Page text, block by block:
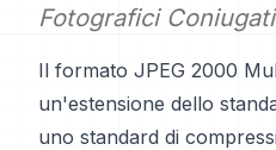
Fotografici Coniugati
Il formato JPEG 2000
un'estensione dello
uno standard di